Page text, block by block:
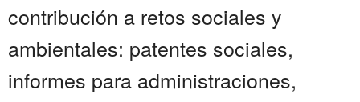
contribución a retos sociales y
ambientales: patentes sociales,
informes para administraciones,